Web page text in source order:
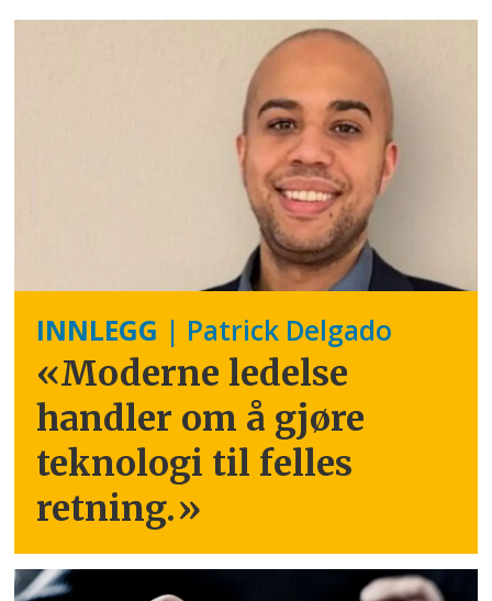
INNLEGG | Patrick Delgado
«Moderne ledelse
handler om å gjøre
teknologi til felles
retning.»